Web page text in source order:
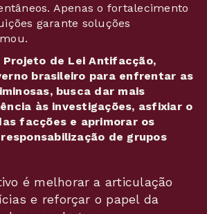
Apenas o fortalecimento
garante soluções
Projeto de Lei Antifacção,
brasileiro para enfrentar as
busca dar mais
às investigações, asfixiar o
facções e aprimorar os
de grupos
é melhorar a articulação
e reforçar o papel da